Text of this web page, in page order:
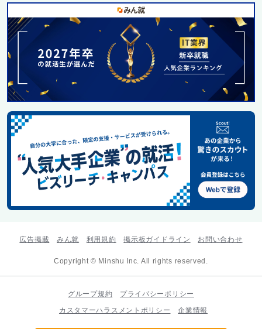
広告掲載 みん就 利用規約 掲示板ガイドライン お問い合わせ
Copyright © Minshu Inc. All rights reserved.
グループ規約
プライバシーポリシー
カスタマーハラスメントポリシー
企業情報